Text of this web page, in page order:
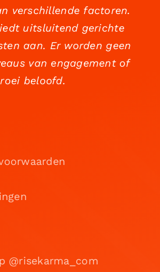
verschillende factoren.
uitsluitend gerichte
aan. Er worden geen
van engagement of
beloofd.
@risekarma_com